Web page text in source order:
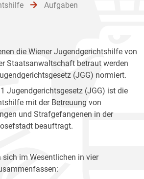
Aufgaben
die Wiener Jugendgerichtshilfe von
Staatsanwaltschaft betraut werden
(JGG) normiert.
Jugendgerichtsgesetz (JGG) ist die
mit der Betreuung von
und Strafgefangenen in der
beauftragt.
sich im Wesentlichen in vier